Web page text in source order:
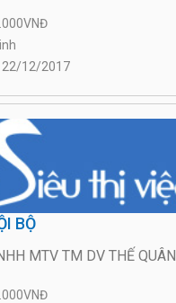
22/12/2017
BỘ
MTV TM DV THẾ QUÂN